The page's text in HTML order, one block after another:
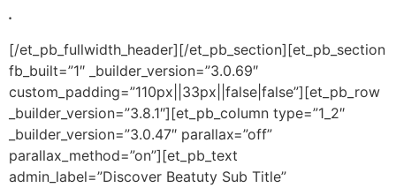
.
[/et_pb_fullwidth_header][/et_pb_section][et_pb_section
fb_built=”1″ _builder_version=”3.0.69″
custom_padding=”110px||33px||false|false”][et_pb_row
_builder_version=”3.8.1″][et_pb_column type=”1_2″
_builder_version=”3.0.47″ parallax=”off”
parallax_method=”on”][et_pb_text
admin_label=”Discover Beatuty Sub Title”